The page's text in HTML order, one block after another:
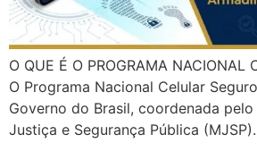
O QUE É O PROGRAMA NACIONAL
O Programa Nacional Celular
Governo do Brasil, coordenada
Justiça e Segurança Pública (MJSP).